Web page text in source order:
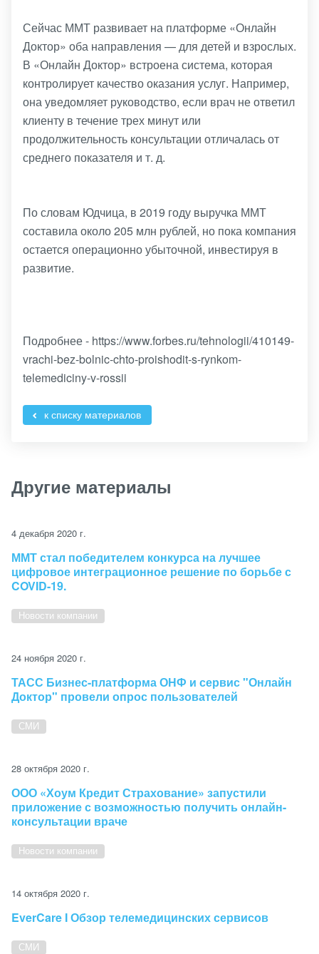
Сейчас ММТ развивает на платформе «Онлайн
Доктор» оба направления — для детей и взрослых.
В «Онлайн Доктор» встроена система, которая
контролирует качество оказания услуг. Например,
она уведомляет руководство, если врач не ответил
клиенту в течение трех минут или
продолжительность консультации отличалась от
среднего показателя и т. д.
По словам Юдчица, в 2019 году выручка ММТ
составила около 205 млн рублей, но пока компания
остается операционно убыточной, инвестируя в
развитие.
Подробнее - https://www.forbes.ru/tehnologii/410149-
vrachi-bez-bolnic-chto-proishodit-s-rynkom-
telemediciny-v-rossii
к списку материалов
Другие материалы
4 декабря 2020 г.
ММТ стал победителем конкурса на лучшее
цифровое интеграционное решение по борьбе с
COVID-19.
Новости компании
24 ноября 2020 г.
ТАСС Бизнес-платформа ОНФ и сервис "Онлайн
Доктор" провели опрос пользователей
СМИ
28 октября 2020 г.
ООО «Хоум Кредит Страхование» запустили
приложение с возможностью получить онлайн-
консультации враче
Новости компании
14 октября 2020 г.
EverCare I Обзор телемедицинских сервисов
СМИ